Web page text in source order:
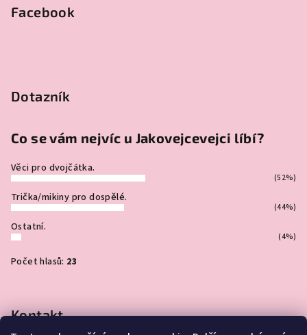
Facebook
Dotazník
Co se vám nejvíc u Jakovejcevejci líbí?
Věci pro dvojčátka.
(52%)
Trička/mikiny pro dospělé.
(44%)
Ostatní.
(4%)
Počet hlasů: 23
Kontakt